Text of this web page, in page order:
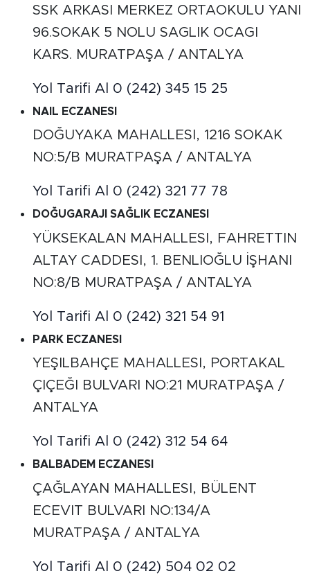
SSK ARKASI MERKEZ ORTAOKULU YANI
96.SOKAK 5 NOLU SAGLIK OCAGI
KARS. MURATPAŞA / ANTALYA
Yol Tarifi Al 0 (242) 345 15 25
NAIL ECZANESI
DOĞUYAKA MAHALLESI, 1216 SOKAK
NO:5/B MURATPAŞA / ANTALYA
Yol Tarifi Al 0 (242) 321 77 78
DOĞUGARAJI SAĞLIK ECZANESI
YÜKSEKALAN MAHALLESI, FAHRETTIN
ALTAY CADDESI, 1. BENLIOĞLU İŞHANI
NO:8/B MURATPAŞA / ANTALYA
Yol Tarifi Al 0 (242) 321 54 91
PARK ECZANESI
YEŞILBAHÇE MAHALLESI, PORTAKAL
ÇIÇEĞI BULVARI NO:21 MURATPAŞA /
ANTALYA
Yol Tarifi Al 0 (242) 312 54 64
BALBADEM ECZANESI
ÇAĞLAYAN MAHALLESI, BÜLENT
ECEVIT BULVARI NO:134/A
MURATPAŞA / ANTALYA
Yol Tarifi Al 0 (242) 504 02 02